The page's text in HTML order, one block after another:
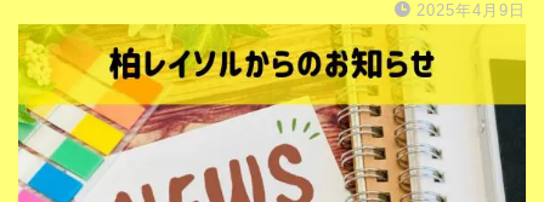
2025年4月9日